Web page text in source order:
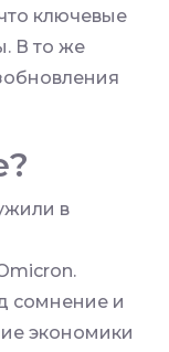
ключевые
В то же
в
сомнение и
экономики